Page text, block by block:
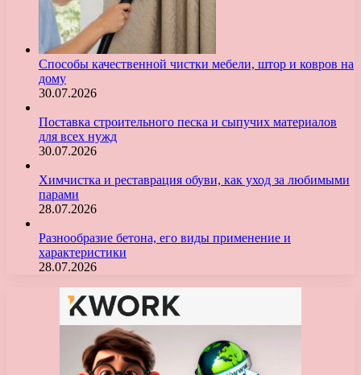
Способы качественной чистки мебели, штор и ковров на
дому
30.07.2026
Поставка строительного песка и сыпучих материалов
для всех нужд
30.07.2026
Химчистка и реставрация обуви, как уход за любимыми
парами
28.07.2026
Разнообразие бетона, его виды применение и
характеристики
28.07.2026